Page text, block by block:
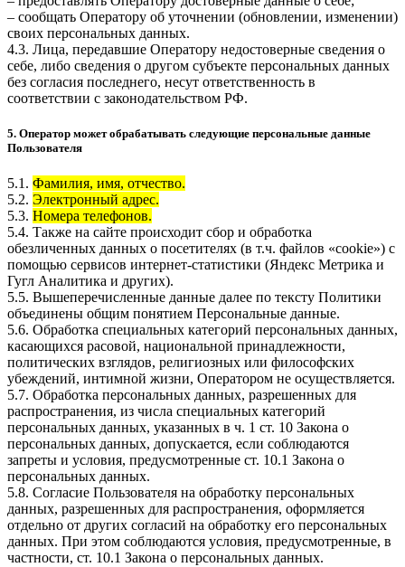
– сообщать Оператору об уточнении (обновлении, изменении)
своих персональных данных.
4.3. Лица, передавшие Оператору недостоверные сведения о
себе, либо сведения о другом субъекте персональных данных
без согласия последнего, несут ответственность в
соответствии с законодательством РФ.
5. Оператор может обрабатывать следующие персональные данные
Пользователя
5.1. Фамилия, имя, отчество.
5.2. Электронный адрес.
5.3. Номера телефонов.
5.4. Также на сайте происходит сбор и обработка
обезличенных данных о посетителях (в т.ч. файлов «cookie») с
помощью сервисов интернет-статистики (Яндекс Метрика и
Гугл Аналитика и других).
5.5. Вышеперечисленные данные далее по тексту Политики
объединены общим понятием Персональные данные.
5.6. Обработка специальных категорий персональных данных,
касающихся расовой, национальной принадлежности,
политических взглядов, религиозных или философских
убеждений, интимной жизни, Оператором не осуществляется.
5.7. Обработка персональных данных, разрешенных для
распространения, из числа специальных категорий
персональных данных, указанных в ч. 1 ст. 10 Закона о
персональных данных, допускается, если соблюдаются
запреты и условия, предусмотренные ст. 10.1 Закона о
персональных данных.
5.8. Согласие Пользователя на обработку персональных
данных, разрешенных для распространения, оформляется
отдельно от других согласий на обработку его персональных
данных. При этом соблюдаются условия, предусмотренные, в
частности, ст. 10.1 Закона о персональных данных.